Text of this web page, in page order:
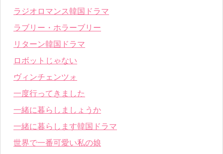
ラジオロマンス韓国ドラマ
ラブリー・ホラーブリー
リターン韓国ドラマ
ロボットじゃない
ヴィンチェンツォ
一度行ってきました
一緒に暮らしましょうか
一緒に暮らします韓国ドラマ
世界で一番可愛い私の娘